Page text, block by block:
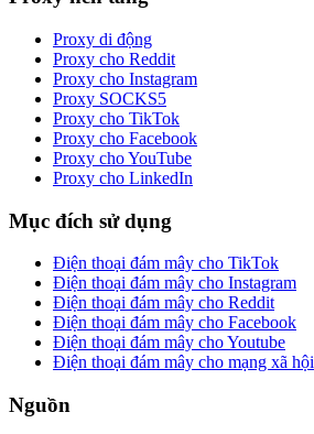
Proxy di động
Proxy cho Reddit
Proxy cho Instagram
Proxy SOCKS5
Proxy cho TikTok
Proxy cho Facebook
Proxy cho YouTube
Proxy cho LinkedIn
Mục đích sử dụng
Điện thoại đám mây cho TikTok
Điện thoại đám mây cho Instagram
Điện thoại đám mây cho Reddit
Điện thoại đám mây cho Facebook
Điện thoại đám mây cho Youtube
Điện thoại đám mây cho mạng xã hội
Nguồn